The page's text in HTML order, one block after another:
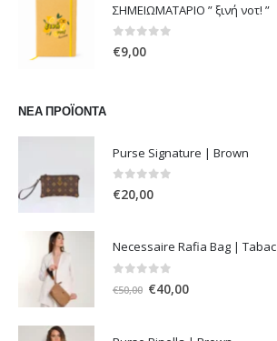
ΣΗΜΕΙΩΜΑΤΑΡΙΟ ” ξινή νοτ! ”
0 out of 5
€9,00
ΝΈΑ ΠΡΟΪΌΝΤΑ
Purse Signature | Brown
0 out of 5
€20,00
Necessaire Rafia Bag | Tabac
out of 5
€50,00 Original
€40,00Η